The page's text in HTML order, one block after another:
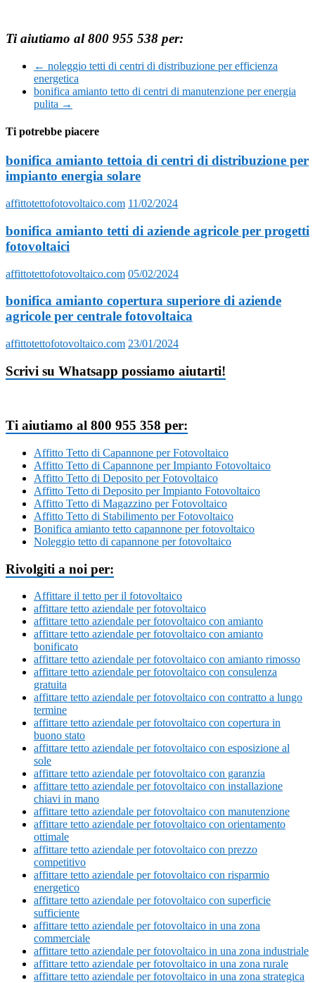
Ti aiutiamo al 800 955 538 per:
← noleggio tetti di centri di distribuzione per efficienza
energetica
bonifica amianto tetto di centri di manutenzione per energia
pulita →
Ti potrebbe piacere
bonifica amianto tettoia di centri di distribuzione per
impianto energia solare
affittotettofotovoltaico.com 11/02/2024
bonifica amianto tetti di aziende agricole per progetti
fotovoltaici
affittotettofotovoltaico.com 05/02/2024
bonifica amianto copertura superiore di aziende
agricole per centrale fotovoltaica
affittotettofotovoltaico.com 23/01/2024
Scrivi su Whatsapp possiamo aiutarti!
Ti aiutiamo al 800 955 358 per:
Affitto Tetto di Capannone per Fotovoltaico
Affitto Tetto di Capannone per Impianto Fotovoltaico
Affitto Tetto di Deposito per Fotovoltaico
Affitto Tetto di Deposito per Impianto Fotovoltaico
Affitto Tetto di Magazzino per Fotovoltaico
Affitto Tetto di Stabilimento per Fotovoltaico
Bonifica amianto tetto capannone per fotovoltaico
Noleggio tetto di capannone per fotovoltaico
Rivolgiti a noi per:
Affittare il tetto per il fotovoltaico
affittare tetto aziendale per fotovoltaico
affittare tetto aziendale per fotovoltaico con amianto
affittare tetto aziendale per fotovoltaico con amianto
bonificato
affittare tetto aziendale per fotovoltaico con amianto rimosso
affittare tetto aziendale per fotovoltaico con consulenza
gratuita
affittare tetto aziendale per fotovoltaico con contratto a lungo
termine
affittare tetto aziendale per fotovoltaico con copertura in
buono stato
affittare tetto aziendale per fotovoltaico con esposizione al
sole
affittare tetto aziendale per fotovoltaico con garanzia
affittare tetto aziendale per fotovoltaico con installazione
chiavi in mano
affittare tetto aziendale per fotovoltaico con manutenzione
affittare tetto aziendale per fotovoltaico con orientamento
ottimale
affittare tetto aziendale per fotovoltaico con prezzo
competitivo
affittare tetto aziendale per fotovoltaico con risparmio
energetico
affittare tetto aziendale per fotovoltaico con superficie
sufficiente
affittare tetto aziendale per fotovoltaico in una zona
commerciale
affittare tetto aziendale per fotovoltaico in una zona industriale
affittare tetto aziendale per fotovoltaico in una zona rurale
affittare tetto aziendale per fotovoltaico in una zona strategica